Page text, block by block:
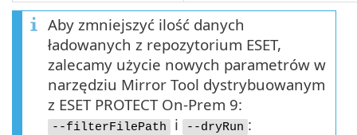
Aby zmniejszyć ilość danych
ładowanych z repozytorium ESET,
zalecamy użycie nowych parametrów w
narzędziu Mirror Tool dystrybuowanym
z ESET PROTECT On-Prem 9:
--filterFilePath i --dryRun :